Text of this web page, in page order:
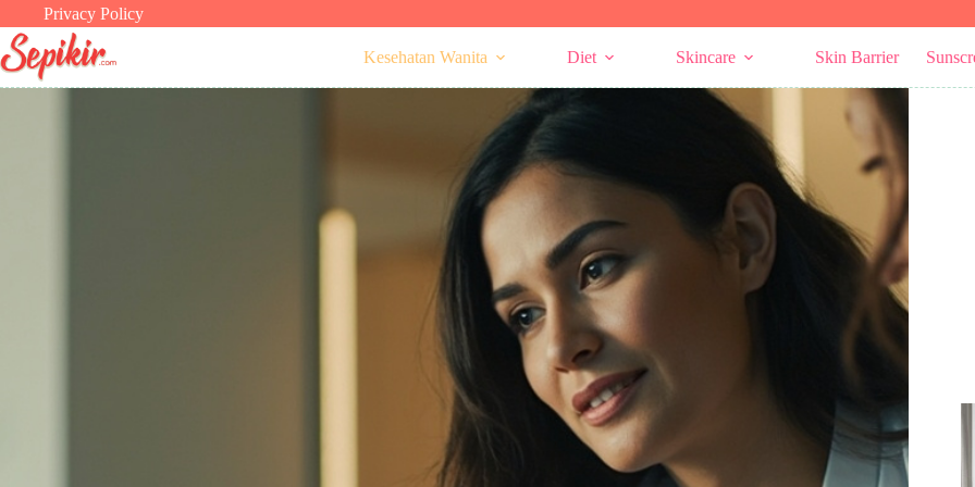
to
content
Privacy Policy
Kesehatan Wanita Diet Skincare Skin Barrier